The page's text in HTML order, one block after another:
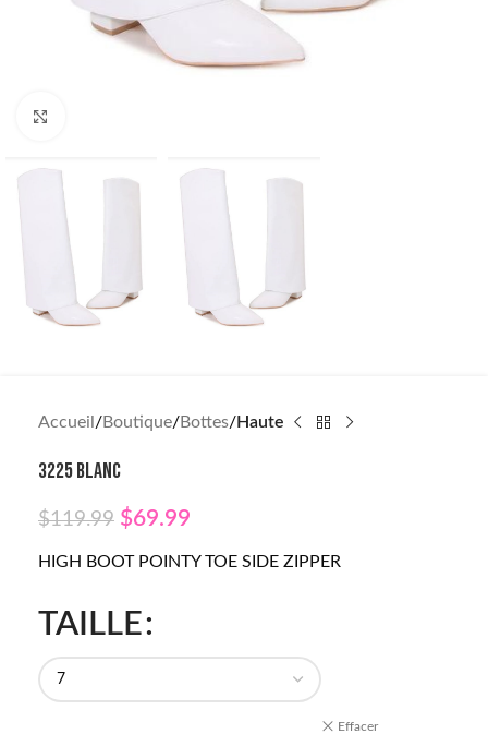
Accueil Boutique Bottes Haute
3225 BLANC
$119.99 $69.99
HIGH BOOT POINTY TOE SIDE ZIPPER
TAILLE
Effacer